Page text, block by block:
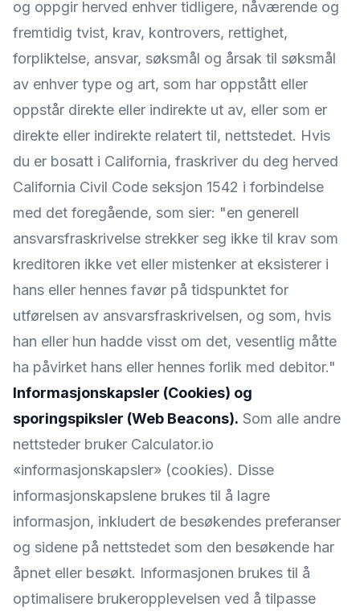
og oppgir herved enhver tidligere, nåværende og
fremtidig tvist, krav, kontrovers, rettighet,
forpliktelse, ansvar, søksmål og årsak til søksmål
av enhver type og art, som har oppstått eller
oppstår direkte eller indirekte ut av, eller som er
direkte eller indirekte relatert til, nettstedet. Hvis
du er bosatt i California, fraskriver du deg herved
California Civil Code seksjon 1542 i forbindelse
med det foregående, som sier: "en generell
ansvarsfraskrivelse strekker seg ikke til krav som
kreditoren ikke vet eller mistenker at eksisterer i
hans eller hennes favør på tidspunktet for
utførelsen av ansvarsfraskrivelsen, og som, hvis
han eller hun hadde visst om det, vesentlig måtte
ha påvirket hans eller hennes forlik med debitor."
Informasjonskapsler (Cookies) og
sporingspiksler (Web Beacons). Som alle andre
nettsteder bruker Calculator.io
«informasjonskapsler» (cookies). Disse
informasjonskapslene brukes til å lagre
informasjon, inkludert de besøkendes preferanser
og sidene på nettstedet som den besøkende har
åpnet eller besøkt. Informasjonen brukes til å
optimalisere brukeropplevelsen ved å tilpasse